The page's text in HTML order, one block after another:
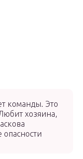
команды. Это
хозяина,